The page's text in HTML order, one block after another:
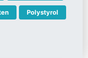
Polystyrol